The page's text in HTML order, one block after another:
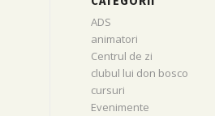
ADS
animatori
Centrul de zi
clubul lui don bosco
cursuri
Evenimente